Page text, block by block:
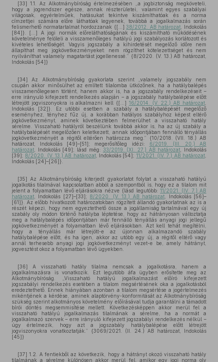
[33] 1.1. Az Alkotmánybíróság értelmezésében „a jogbiztonság megköveteli,
hogy a jogrendszer egésze, annak részterületei, valamint egyes szabályai
világosak, egyértelműek, hatásukat tekintve kiszámíthatóak és a norma
címzettjei számára előre láthatóak legyenek, továbbá a jogalkalmazás során
felismerhető normatartalmat hordozzanak {[...]38/2012. AB határozat , Indokolás
[84]}. [...] A jogi normák előreláthatóságának és kiszámítható működésének
követelménye felöleli a visszamenőleges hatályú jogi szabályozás korlátozott és
kivételes lehetőségét. Vagyis jogszabály a kihirdetését megelőző időre nem
állapíthat meg jogkövetkezményeket: nem rögzíthet kötelezettséget és nem
nyilváníthat valamely magatartást jogellenessé.” {8/2020. (V. 13.) AB határozat,
Indokolás [54]}
[34] Az Alkotmánybíróság gyakorlata szerint „valamely jogszabály nem
csupán akkor minősülhet az említett tilalomba ütközőnek, ha a hatálybalépés
visszamenőlegesen történt, hanem akkor is, ha a jogszabály rendelkezéseit –
erre irányuló kifejezett rendelkezés alapján – a jogszabály hatálybalépése előtt
létrejött jogviszonyokra is alkalmazni kell {[...] 16/2014. (V. 22.) AB határozat
Indokolás [32]}. Ez utóbbi esetben a szabály a hatálybalépését megelőző
eseményhez, tényhez fűz új, a korábban hatályos szabályhoz képest eltérő
jogkövetkezményt, aminek következtében felmerülhet a visszaható hatály
sérelme. Visszaható hatályról beszélünk továbbá akkor is, ha az új szabály a
hatálybalépését megelőzően keletkezett, annak időpontjában fennálló tényállás
jogkövetkezményét a régitől eltérően határozza meg.” {10/2018. (VII. 18.) AB
határozat, Indokolás [49]–[51]; megerősítőleg idézi:
6/2019. (III. 20.) AB
határozat , Indokolás [49]; lásd még: 33/2019. (XI. 27.) AB határozat , Indokolás
[39]; 8/2020. (V. 13.) AB határozat, Indokolás [54]; 11/2021. (IV. 7.) AB határozat
Indokolás [24]–[26]}.
[35] Az Alkotmánybíróság kiterjedt gyakorlatot folytat a visszaható hatályú
jogalkotás tilalmával kapcsolatban abból a szempontból is, hogy ez a tilalom mit
jelent a folyamatban lévő eljárásokra nézve {lásd legutóbb: 11/2021. (IV. 7.) AB
határozat , Indokolás [27]–[33]; 8/2020. (V. 13.) AB határozat , Indokolás [56]–
[61]}. Az előbb hivatkozott határozatokban rögzített állandó gyakorlatnak az is a
részét képezi, hogy nem egyeztethető össze a jogállamiság tartalmával egy új
szabály oly módon történő hatályba léptetése, hogy az hátrányosan változtatja
meg a hatálybalépés időpontjában már fennálló tényállás anyagi jogi jellegű
jogkövetkezményét a folyamatban lévő eljárásokban. Azt kell tehát megítélni,
hogy a tényállás már létrejött-e az újonnan alkalmazandó szabály
hatálybalépése előtt, és ha igen, akkor az utóbb egy új, a régitől eltérő vagy
annál terhesebb anyagi jogi jogkövetkezményt vezet-e be, amely hátrányt,
jogvesztést okoz a folyamatban lévő ügyekben.
[36] A visszaható hatály tilalma nemcsak a jogalkotásra, hanem a
jogalkalmazásra is vonatkozik. Ezt legutóbb áfa ügyben erősítette meg az
Alkotmánybíróság. „Visszaható hatályú jogalkalmazást előíró kifejezett
jogszabályi rendelkezés esetében a tilalom megsértésének oka a jogalkotásból
eredeztethető. Ennek hiányában azonban a tilalom megsértése a jogértelmezés
mikéntjének a kérdése, aminek alaptörvény-konformitását az Alkotmánybíróság
szükség szerint alkotmányos követelmény előírásával tudja garantálni a támadott
bírói döntés megsemmisítése mellett. Következésképpen akkor merül fel a
visszaható hatályú jogalkalmazás tilalmának a sérelme, ha a normát a
jogalkalmazó szervek – erre irányuló kifejezett jogszabályi rendelkezés nélkül –
úgy értelmezik, hogy azt a jogszabály hatálybalépése előtt létrejött
jogviszonyokra vonatkoztatják.” {3069/2021. (II. 24.) AB határozat, Indokolás
[45]}
[37] 1.2. A fentiekből az következik, hogy a hátrányt okozó visszaható hatály
tilalmának a sérelme különösen akkor merül fel, amikor egy jogi norma oly